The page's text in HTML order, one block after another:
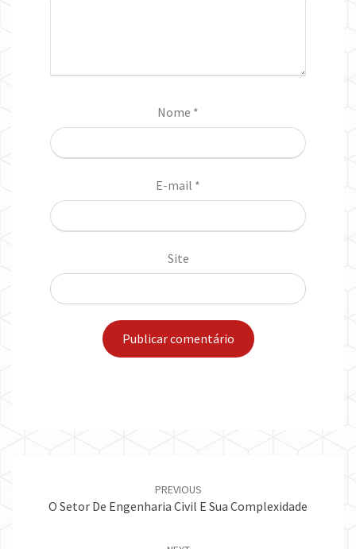
Nome *
E-mail *
Site
PREVIOUS
O Setor De Engenharia Civil E Sua Complexidade